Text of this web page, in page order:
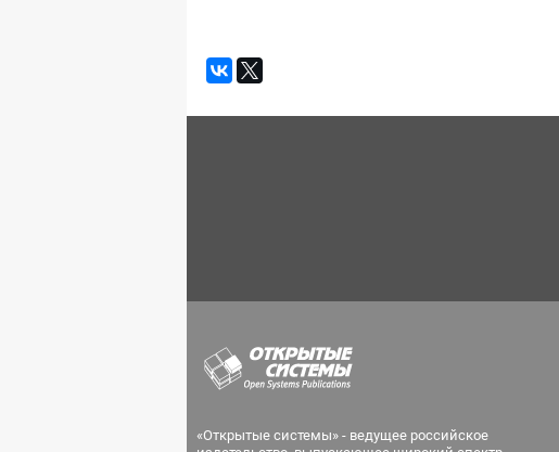
«Открытые системы» - ведущее российское